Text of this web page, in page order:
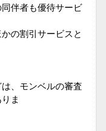
者も優待サービ
割引サービスと
モンベルの審査
ま